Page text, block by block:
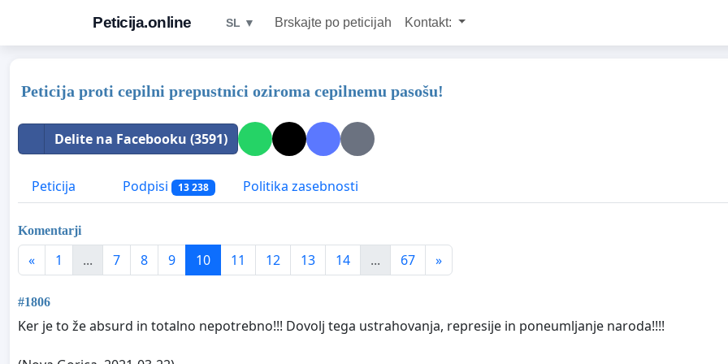
Peticija.online SL ▼ Brskajte po peticijah Kontakt:
Peticija proti cepilni prepustnici oziroma cepilnemu pasošu!
Delite na Facebooku (3591)
Peticija Podpisi 13 238 Politika zasebnosti
Komentarji
« 1 ... 7 8 9 10 11 12 13 14 ... 67 »
#1806
Ker je to že absurd in totalno nepotrebno!!! Dovolj tega ustrahovanja, represije in poneumljanje naroda!!!!